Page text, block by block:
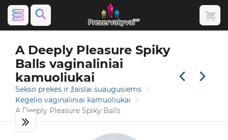
A Deeply Pleasure Spiky
Balls vaginaliniai
kamuoliukai
Sekso prekės ir žaislai suaugusiems
Kėgelio vaginaliniai kamuoliukai
A Deeply Pleasure Spiky Balls